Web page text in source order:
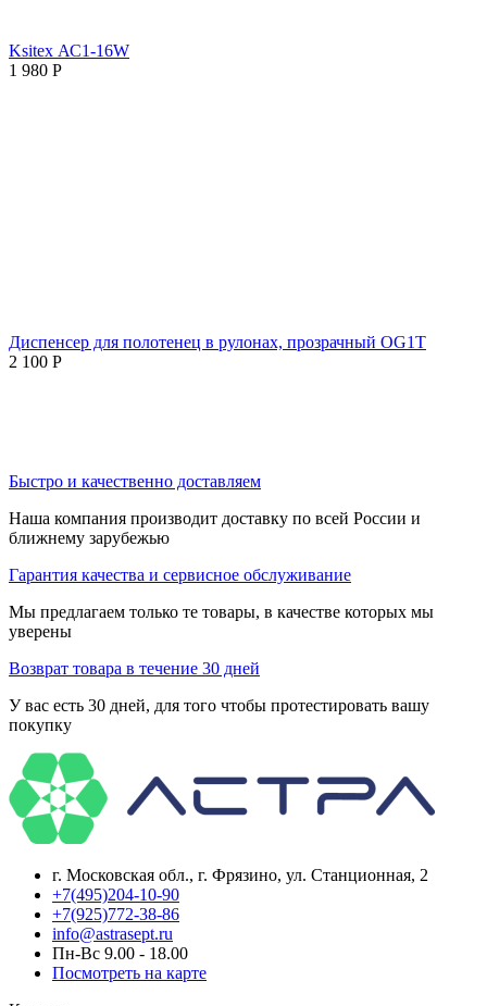
Ksitex АС1-16W
1 980 Р
Диспенсер для полотенец в рулонах, прозрачный OG1T
2 100 Р
Быстро и качественно доставляем
Наша компания производит доставку по всей России и
ближнему зарубежью
Гарантия качества и сервисное обслуживание
Мы предлагаем только те товары, в качестве которых мы
уверены
Возврат товара в течение 30 дней
У вас есть 30 дней, для того чтобы протестировать вашу
покупку
г. Московская обл., г. Фрязино, ул. Станционная, 2
+7(495)204-10-90
+7(925)772-38-86
info@astrasept.ru
Пн-Вс 9.00 - 18.00
Посмотреть на карте